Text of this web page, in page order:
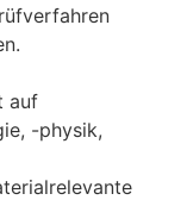
auf
-physik,